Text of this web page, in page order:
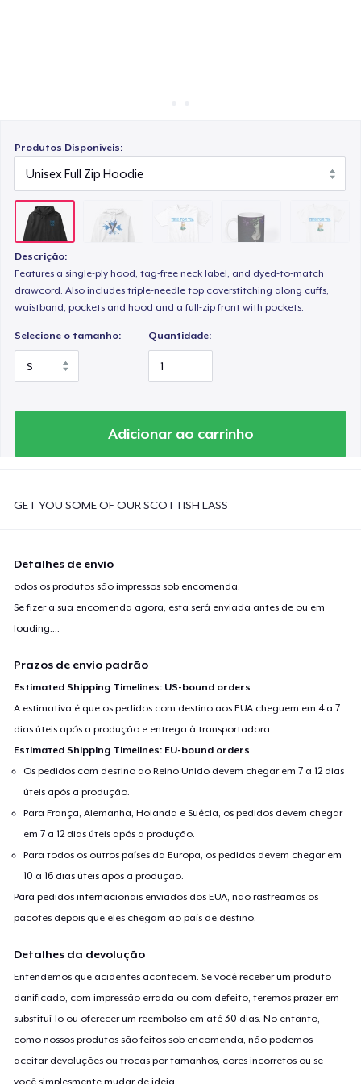
Produtos Disponíveis:
Descrição:
Features a single-ply hood, tag-free neck label, and dyed-to-match
drawcord. Also includes triple-needle top coverstitching along cuffs,
waistband, pockets and hood and a full-zip front with pockets.
Selecione o tamanho: Quantidade:
Adicionar ao carrinho
GET YOU SOME OF OUR SCOTTISH LASS
Detalhes de envio
odos os produtos são impressos sob encomenda.
Se fizer a sua encomenda agora, esta será enviada antes de ou em
loading....
Prazos de envio padrão
Estimated Shipping Timelines: US-bound orders
A estimativa é que os pedidos com destino aos EUA cheguem em 4 a 7
dias úteis após a produção e entrega à transportadora.
Estimated Shipping Timelines: EU-bound orders
Os pedidos com destino ao Reino Unido devem chegar em 7 a 12 dias
úteis após a produção.
Para França, Alemanha, Holanda e Suécia, os pedidos devem chegar
em 7 a 12 dias úteis após a produção.
Para todos os outros países da Europa, os pedidos devem chegar em
10 a 16 dias úteis após a produção.
Para pedidos internacionais enviados dos EUA, não rastreamos os
pacotes depois que eles chegam ao país de destino.
Detalhes da devolução
Entendemos que acidentes acontecem. Se você receber um produto
danificado, com impressão errada ou com defeito, teremos prazer em
substituí-lo ou oferecer um reembolso em até 30 dias. No entanto,
como nossos produtos são feitos sob encomenda, não podemos
aceitar devoluções ou trocas por tamanhos, cores incorretos ou se
você simplesmente mudar de ideia.
Women's Racerback Tank